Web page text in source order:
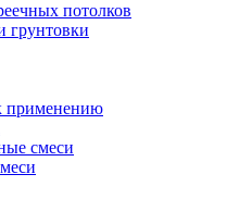
потолков
грунтовки
применению
смеси